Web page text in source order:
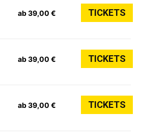
ab 39,00 € TICKETS
ab 39,00 € TICKETS
ab 39,00 € TICKETS